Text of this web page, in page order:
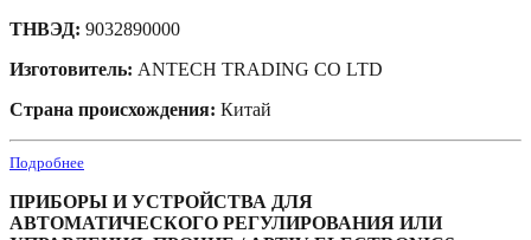
ТНВЭД: 9032890000
Изготовитель: ANTECH TRADING CO LTD
Страна происхождения: Китай
Подробнее
ПРИБОРЫ И УСТРОЙСТВА ДЛЯ
АВТОМАТИЧЕСКОГО РЕГУЛИРОВАНИЯ ИЛИ